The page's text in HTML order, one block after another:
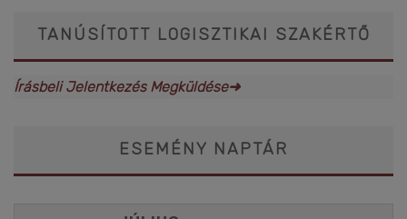
TANÚSÍTOTT LOGISZTIKAI SZAKÉRTŐ
Írásbeli Jelentkezés Megküldése➜
ESEMÉNY NAPTÁR